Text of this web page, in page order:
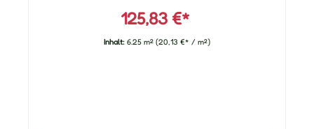
125,83 €*
Inhalt: 6.25 m² (20,13 €* / m²)